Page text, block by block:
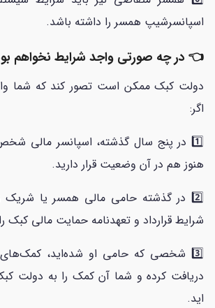
اسپانسرشیپ همسر را داشته باشد.
👈 در چه صورتی واجد شرایط نخواهم
دولت کبک ممکن است تصور کند که شما
اگر:
1️⃣ در پنج سال گذشته، اسپانسر مالی
هنوز هم در آن وضعیت قرار دارید.
2️⃣ در گذشته حامی مالی همسر یا
شرایط قرارداد و تعهدنامه حمایت مالی کبک
3️⃣ شخصی که حامی او شده‌اید،
دریافت کرده و شما آن کمک را به دولت
اید.